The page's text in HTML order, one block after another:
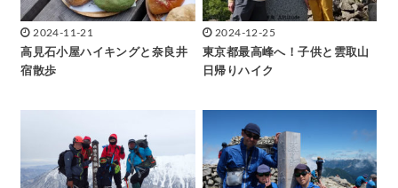
2024-11-21
高見石小屋ハイキングと奈良井
宿散歩
2024-12-25
東京都最高峰へ！子供と雲取山
日帰りハイク